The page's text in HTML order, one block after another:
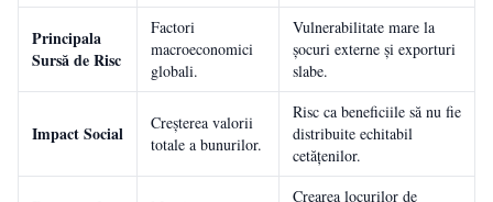
Principala
Sursă de Risc
Factori
macroeconomici
globali.
Vulnerabilitate mare la
șocuri externe și exporturi
slabe.
Impact Social
Creșterea valorii
totale a bunurilor.
Risc ca beneficiile să nu fie
distribuite echitabil
cetățenilor.
Crearea locurilor de